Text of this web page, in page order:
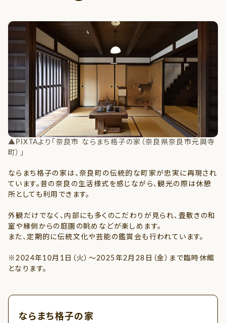
▲PIXTAより「奈良市 ならまち格子の家（奈良県奈良市元興寺
町）」
ならまち格子の家は、奈良町の伝統的な町家が忠実に再現され
ています。昔の奈良の生活様式を感じながら、観光の際は休憩
所としても利用できます。
外観だけでなく、内部にも多くのこだわりが見られ、畳敷きの和
室や縁側からの庭園の眺めなどが楽しめます。
また、定期的に伝統文化や芸能の鑑賞会も行われています。
※2024年10月1日（火）～2025年2月28日（金）まで臨時休館
となります。
ならまち格子の家